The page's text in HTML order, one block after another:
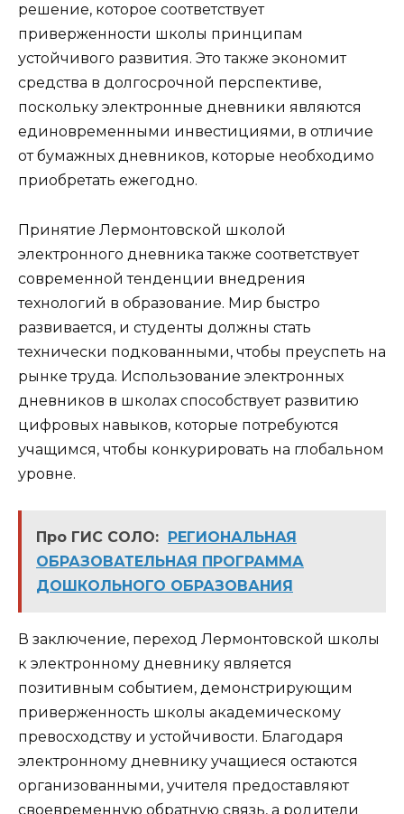
решение, которое соответствует
приверженности школы принципам
устойчивого развития. Это также экономит
средства в долгосрочной перспективе,
поскольку электронные дневники являются
единовременными инвестициями, в отличие
от бумажных дневников, которые необходимо
приобретать ежегодно.
Принятие Лермонтовской школой
электронного дневника также соответствует
современной тенденции внедрения
технологий в образование. Мир быстро
развивается, и студенты должны стать
технически подкованными, чтобы преуспеть на
рынке труда. Использование электронных
дневников в школах способствует развитию
цифровых навыков, которые потребуются
учащимся, чтобы конкурировать на глобальном
уровне.
Про ГИС СОЛО: РЕГИОНАЛЬНАЯ
ОБРАЗОВАТЕЛЬНАЯ ПРОГРАММА
ДОШКОЛЬНОГО ОБРАЗОВАНИЯ
В заключение, переход Лермонтовской школы
к электронному дневнику является
позитивным событием, демонстрирующим
приверженность школы академическому
превосходству и устойчивости. Благодаря
электронному дневнику учащиеся остаются
организованными, учителя предоставляют
своевременную обратную связь, а родители